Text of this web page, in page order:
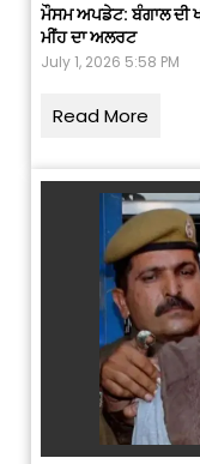
ਮੌਸਮ ਅਪਡੇਟ: ਬੰਗਾਲ ਦੀ
ਮੀਂਹ ਦਾ ਅਲਰਟ
July 1, 2026 5:58 PM
Read More